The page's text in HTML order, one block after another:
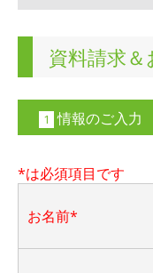
資料請求＆
1 情報のご入力
*は必須項目です
お名前*